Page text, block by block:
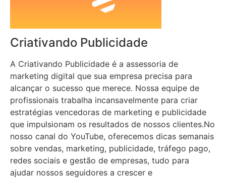
Criativando Publicidade
A Criativando Publicidade é a assessoria de
marketing digital que sua empresa precisa para
alcançar o sucesso que merece. Nossa equipe de
profissionais trabalha incansavelmente para criar
estratégias vencedoras de marketing e publicidade
que impulsionam os resultados de nossos clientes.No
nosso canal do YouTube, oferecemos dicas semanais
sobre vendas, marketing, publicidade, tráfego pago,
redes sociais e gestão de empresas, tudo para
ajudar nossos seguidores a crescer e